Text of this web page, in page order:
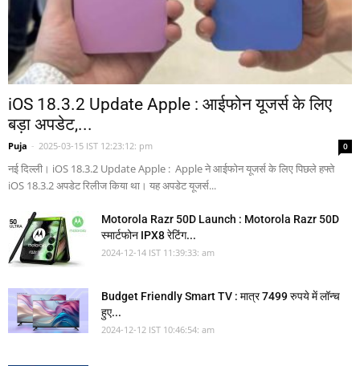
iOS 18.3.2 Update Apple : आईफोन यूजर्स के लिए
बड़ा अपडेट,...
Puja - 2025-03-15 IST 12:23:12: pm 0
नई दिल्ली। iOS 18.3.2 Update Apple : Apple ने आईफोन यूजर्स के लिए पिछले हफ्ते
iOS 18.3.2 अपडेट रिलीज किया था। यह अपडेट यूजर्स...
Motorola Razr 50D Launch : Motorola Razr 50D
स्मार्टफोन IPX8 रेटिंग...
2024-12-14 IST 11:39:33: am
Budget Friendly Smart TV : मात्र 7499 रुपये में लॉन्च
हुए...
2024-12-12 IST 10:46:54: am